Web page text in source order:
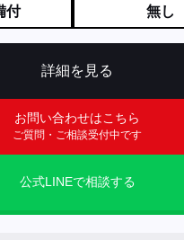
付 無し
詳細を見る
お問い合わせはこちら
ご質問・ご相談受付中です
公式LINEで相談する